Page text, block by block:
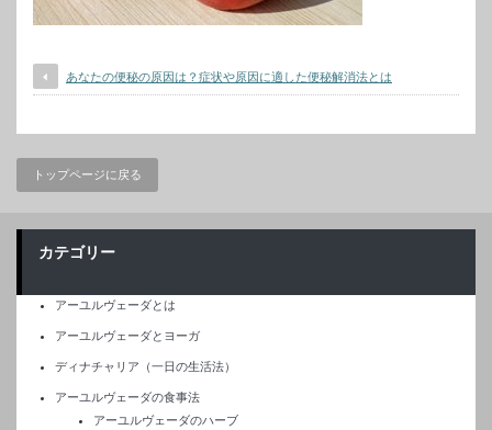
あなたの便秘の原因は？症状や原因に適した便秘解消法とは
トップページに戻る
カテゴリー
アーユルヴェーダとは
アーユルヴェーダとヨーガ
ディナチャリア（一日の生活法）
アーユルヴェーダの食事法
アーユルヴェーダのハーブ